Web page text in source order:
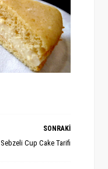
SONRAKİ
Sebzeli Cup Cake Tarifi